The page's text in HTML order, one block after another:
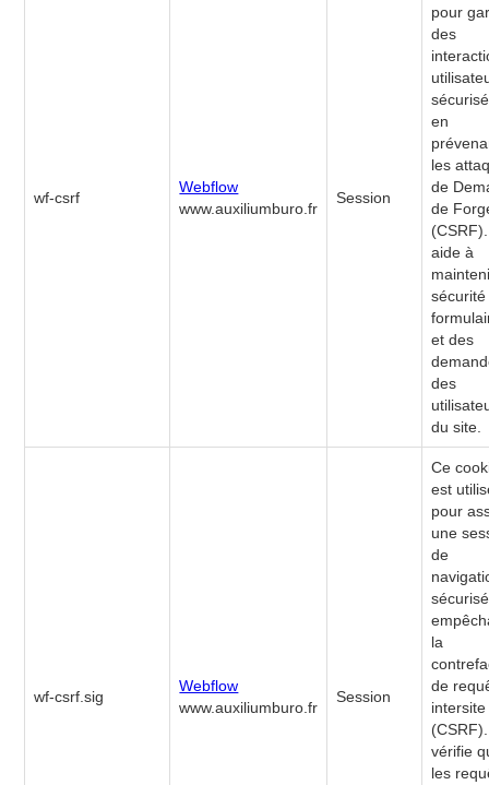
wf-csrf
Webflow
www.auxiliumburo.fr
Session
pour
des
en
les
de
de
aide à
et des
des
du site.
wf-csrf.sig
Webflow
www.auxiliumburo.fr
Session
Ce
est
pour
une
de
la
de
intersite
vérifie
les